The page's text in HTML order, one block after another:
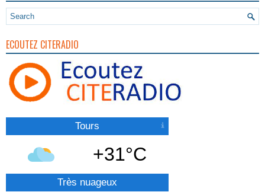
ECOUTEZ CITERADIO
Tours
+31°C
Très nuageux